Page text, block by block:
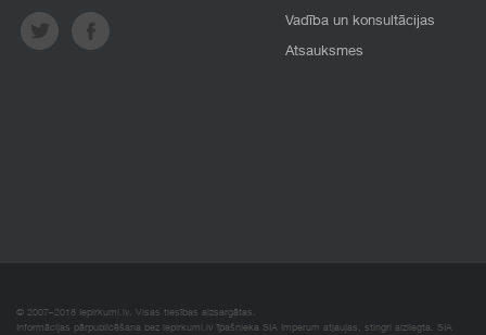
Vadība un konsultācijas
Atsauksmes
© 2007–2018 Iepirkumi.lv. Visas tiesības aizsargātas.
Informācijas pārpublicēšana bez iepirkumi.lv īpašnieka SIA Imperum atļaujas, stingri aizliegta. SIA